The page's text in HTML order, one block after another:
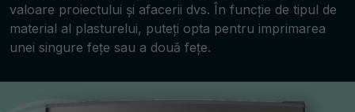
valoare proiectului și afacerii dvs. În funcție de tipul de
material al plasturelui, puteți opta pentru imprimarea
unei singure fețe sau a două fețe.